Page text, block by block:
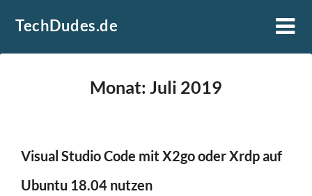
TechDudes.de
Monat: Juli 2019
Visual Studio Code mit X2go oder Xrdp auf
Ubuntu 18.04 nutzen